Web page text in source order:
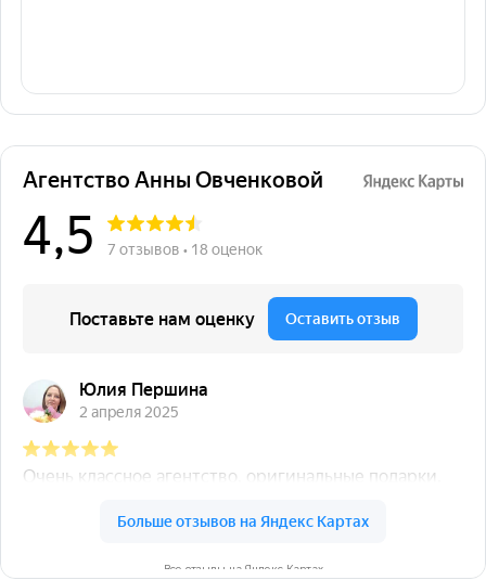
Все отзывы на Яндекс Картах